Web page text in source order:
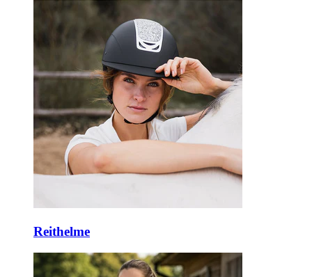
Reithelme